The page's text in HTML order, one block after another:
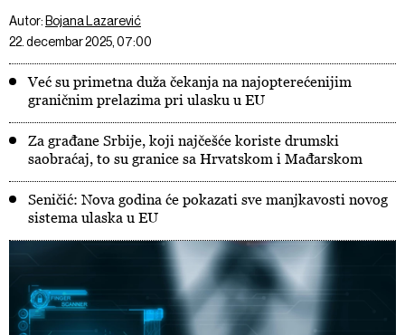
Autor: Bojana Lazarević
22. decembar 2025, 07:00
Već su primetna duža čekanja na najopterećenijim
graničnim prelazima pri ulasku u EU
Za građane Srbije, koji najčešće koriste drumski
saobraćaj, to su granice sa Hrvatskom i Mađarskom
Seničić: Nova godina će pokazati sve manjkavosti novog
sistema ulaska u EU